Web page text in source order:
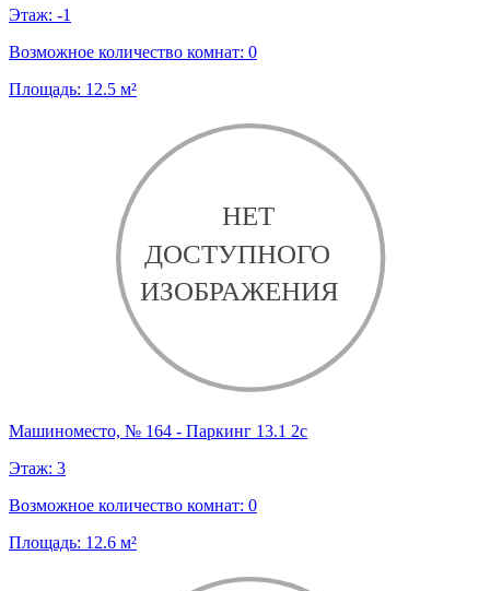
Этаж: -1
Возможное количество комнат: 0
Площадь: 12.5 м²
Машиноместо, № 164 - Паркинг 13.1 2с
Этаж: 3
Возможное количество комнат: 0
Площадь: 12.6 м²